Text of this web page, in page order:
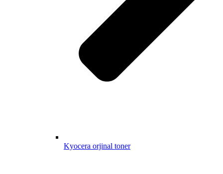
Kyocera orjinal toner